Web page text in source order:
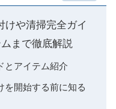
けや清掃完全ガイ
まで徹底解説
とアイテム紹介
を開始する前に知る